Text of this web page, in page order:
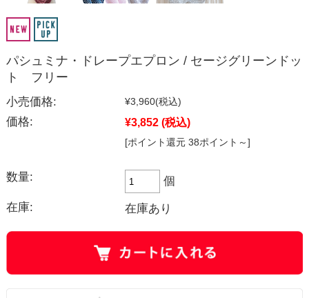
パシュミナ・ドレープエプロン / セージグリーンドッ
ト フリー
小売価格: ¥3,960(税込)
価格: ¥3,852 (税込)
[ポイント還元 38ポイント～]
数量: 個
在庫: 在庫あり